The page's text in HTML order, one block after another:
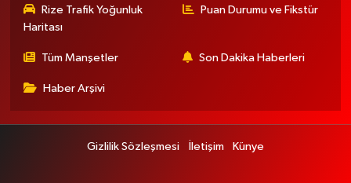
Rize Trafik Yoğunluk
Haritası
Puan Durumu ve Fikstür
Tüm Manşetler Son Dakika Haberleri
Haber Arşivi
Gizlilik Sözleşmesi İletişim Künye